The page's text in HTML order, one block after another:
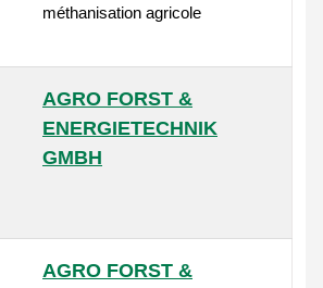
méthanisation agricole
AGRO FORST &
ENERGIETECHNIK
GMBH
AGRO FORST &